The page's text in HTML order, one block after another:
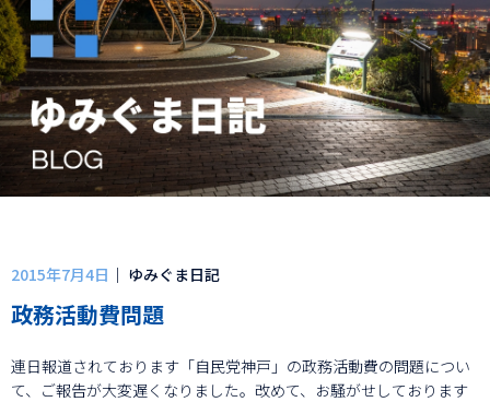
2015年7月4日 ｜ ゆみぐま日記
政務活動費問題
連日報道されております「自民党神戸」の政務活動費の問題につい
て、ご報告が大変遅くなりました。改めて、お騒がせしております